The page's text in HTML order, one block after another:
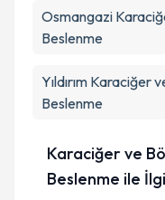
Osmangazi
Beslenme
Yıldırım Karaciğer
Beslenme
Karaciğer ve
Beslenme ile